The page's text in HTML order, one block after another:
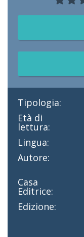
Tipologia:
Età di
lettura:
Lingua:
Autore:
Casa
Editrice:
Edizione: